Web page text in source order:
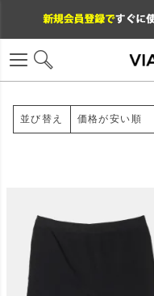
並び替え 価格が安い順